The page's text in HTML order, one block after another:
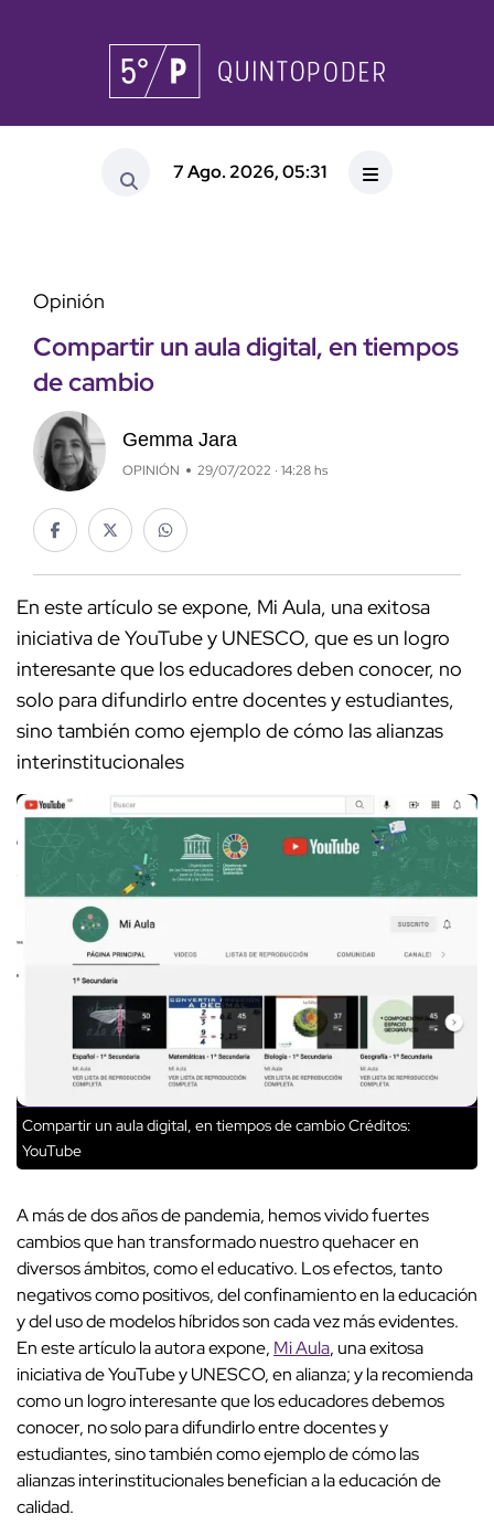
7 Ago. 2026, 05:31
Opinión
Compartir un aula digital, en tiempos
de cambio
Gemma Jara
OPINIÓN 29/07/2022 · 14:28 hs
En este artículo se expone, Mi Aula, una exitosa
iniciativa de YouTube y UNESCO, que es un logro
interesante que los educadores deben conocer, no
solo para difundirlo entre docentes y estudiantes,
sino también como ejemplo de cómo las alianzas
interinstitucionales
Compartir un aula digital, en tiempos de cambioCréditos:
YouTube
A más de dos años de pandemia, hemos vivido fuertes
cambios que han transformado nuestro quehacer en
diversos ámbitos, como el educativo. Los efectos, tanto
negativos como positivos, del confinamiento en la educación
y del uso de modelos híbridos son cada vez más evidentes.
En este artículo la autora expone, Mi Aula, una exitosa
iniciativa de YouTube y UNESCO, en alianza; y la recomienda
como un logro interesante que los educadores debemos
conocer, no solo para difundirlo entre docentes y
estudiantes, sino también como ejemplo de cómo las
alianzas interinstitucionales benefician a la educación de
calidad.